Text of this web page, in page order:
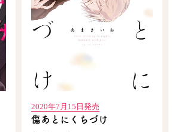
2020年7月15日発売
傷あとにくちづけ